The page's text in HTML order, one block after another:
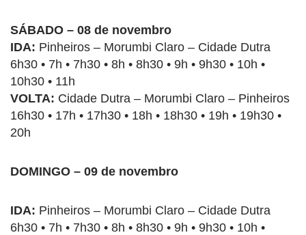
SÁBADO – 08 de novembro
IDA: Pinheiros – Morumbi Claro – Cidade Dutra
6h30 • 7h • 7h30 • 8h • 8h30 • 9h • 9h30 • 10h •
10h30 • 11h
VOLTA: Cidade Dutra – Morumbi Claro – Pinheiros
16h30 • 17h • 17h30 • 18h • 18h30 • 19h • 19h30 •
20h
DOMINGO – 09 de novembro
IDA: Pinheiros – Morumbi Claro – Cidade Dutra
6h30 • 7h • 7h30 • 8h • 8h30 • 9h • 9h30 • 10h •